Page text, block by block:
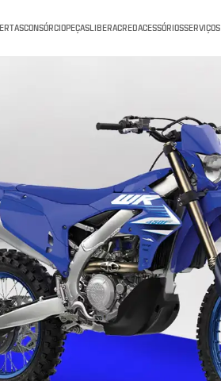
CONSÓRCIOPEÇASLIBERACREDACESSÓRIOSSERVIÇOS